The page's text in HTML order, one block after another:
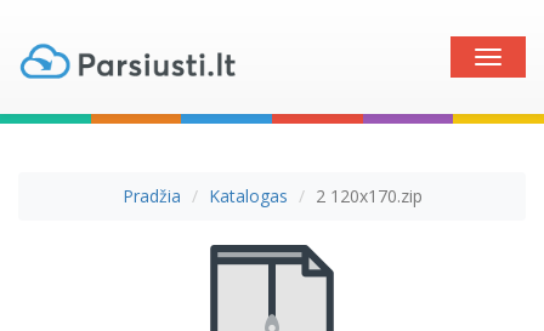
Toggle
Pradžia Katalogas 2 120x170.zip